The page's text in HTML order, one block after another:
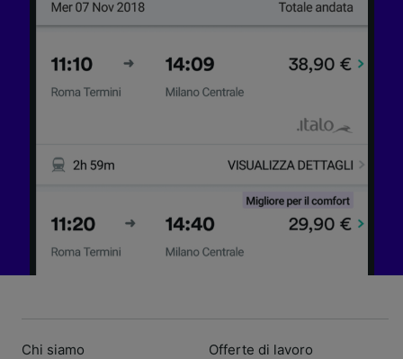
Chi siamo Offerte di lavoro